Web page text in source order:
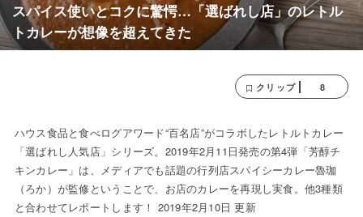
スパイス使いとコクに驚愕…「選ばれし店」のレトル
トカレーが想像を超えてきた
クリップ 8
ハウス食品と食べログアワード“百名店”がコラボしたレトルトカレー
「選ばれし人気店」シリーズ。2019年2月11日発売の第4弾「芳醇チ
キンカレー」は、メディアでも話題の行列店スパイシーカレー魯珈
（ろか）が監修ということで、お店のカレーを再現し実食。他3種類
と合わせてレポートします！ 2019年2月10日 更新